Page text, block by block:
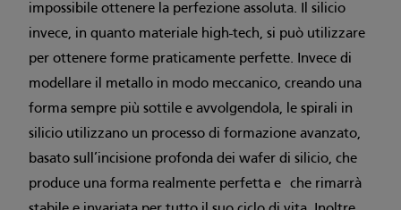
impossibile ottenere la perfezione assoluta. Il silicio
invece, in quanto materiale high-tech, si può utilizzare
per ottenere forme praticamente perfette. Invece di
modellare il metallo in modo meccanico, creando una
forma sempre più sottile e avvolgendola, le spirali in
silicio utilizzano un processo di formazione avanzato,
basato sull’incisione profonda dei wafer di silicio, che
produce una forma realmente perfetta e che rimarrà